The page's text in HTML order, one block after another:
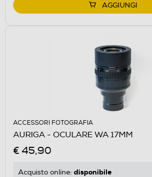
AGGIUNGI
ACCESSORI FOTOGRAFIA
AURIGA - OCULARE WA 17MM
€ 45,90
Acquisto online: disponibile